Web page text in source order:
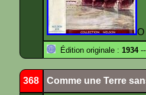
O
Édition originale : 1934
368 Comme une Terre